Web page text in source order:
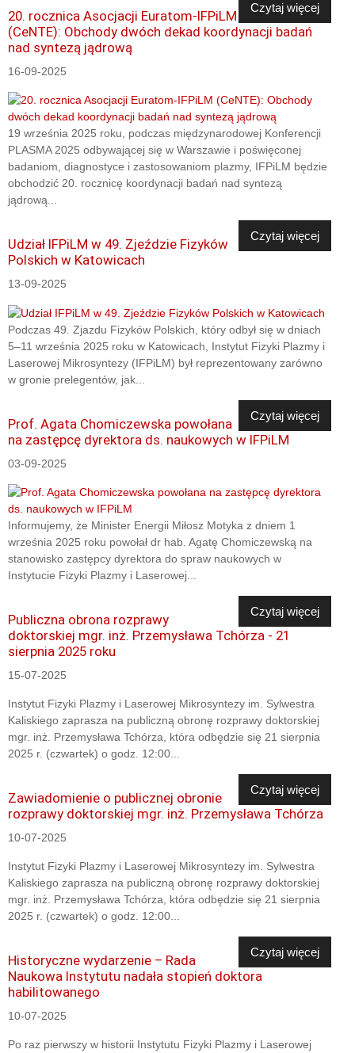
Czytaj więcej
20. rocznica Asocjacji Euratom-IFPiLM
(CeNTE): Obchody dwóch dekad koordynacji badań
nad syntezą jądrową
16-09-2025
19 września 2025 roku, podczas międzynarodowej Konferencji
PLASMA 2025 odbywającej się w Warszawie i poświęconej
badaniom, diagnostyce i zastosowaniom plazmy, IFPiLM będzie
obchodzić 20. rocznicę koordynacji badań nad syntezą
jądrową...
Czytaj więcej
Udział IFPiLM w 49. Zjeździe Fizyków
Polskich w Katowicach
13-09-2025
Podczas 49. Zjazdu Fizyków Polskich, który odbył się w dniach
5–11 września 2025 roku w Katowicach, Instytut Fizyki Plazmy i
Laserowej Mikrosyntezy (IFPiLM) był reprezentowany zarówno
w gronie prelegentów, jak...
Czytaj więcej
Prof. Agata Chomiczewska powołana
na zastępcę dyrektora ds. naukowych w IFPiLM
03-09-2025
Informujemy, że Minister Energii Miłosz Motyka z dniem 1
września 2025 roku powołał dr hab. Agatę Chomiczewską na
stanowisko zastępcy dyrektora do spraw naukowych w
Instytucie Fizyki Plazmy i Laserowej...
Czytaj więcej
Publiczna obrona rozprawy
doktorskiej mgr. inż. Przemysława Tchórza - 21
sierpnia 2025 roku
15-07-2025
Instytut Fizyki Plazmy i Laserowej Mikrosyntezy im. Sylwestra
Kaliskiego zaprasza na publiczną obronę rozprawy doktorskiej
mgr. inż. Przemysława Tchórza, która odbędzie się 21 sierpnia
2025 r. (czwartek) o godz. 12:00...
Czytaj więcej
Zawiadomienie o publicznej obronie
rozprawy doktorskiej mgr. inż. Przemysława Tchórza
10-07-2025
Instytut Fizyki Plazmy i Laserowej Mikrosyntezy im. Sylwestra
Kaliskiego zaprasza na publiczną obronę rozprawy doktorskiej
mgr. inż. Przemysława Tchórza, która odbędzie się 21 sierpnia
2025 r. (czwartek) o godz. 12:00...
Czytaj więcej
Historyczne wydarzenie – Rada
Naukowa Instytutu nadała stopień doktora
habilitowanego
10-07-2025
Po raz pierwszy w historii Instytutu Fizyki Plazmy i Laserowej